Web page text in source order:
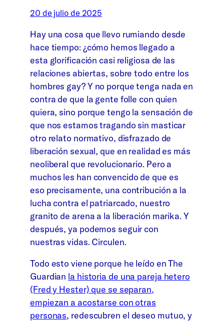
20 de julio de 2025
Hay una cosa que llevo rumiando desde
hace tiempo: ¿cómo hemos llegado a
esta glorificación casi religiosa de las
relaciones abiertas, sobre todo entre los
hombres gay? Y no porque tenga nada en
contra de que la gente folle con quien
quiera, sino porque tengo la sensación de
que nos estamos tragando sin masticar
otro relato normativo, disfrazado de
liberación sexual, que en realidad es más
neoliberal que revolucionario. Pero a
muchos les han convencido de que es
eso precisamente, una contribución a la
lucha contra el patriarcado, nuestro
granito de arena a la liberación marika. Y
después, ya podemos seguir con
nuestras vidas. Circulen.
Todo esto viene porque he leído en The
Guardian la historia de una pareja hetero
(Fred y Hester) que se separan,
empiezan a acostarse con otras
personas, redescubren el deseo mutuo, y